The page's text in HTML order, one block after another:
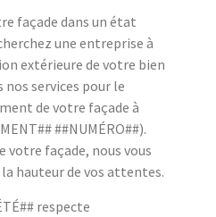
façade dans un état
une entreprise à
extérieure de votre bien
nos services pour le
de votre façade à
##NUMÉRO##).
votre façade, nous vous
hauteur de vos attentes.
respecte